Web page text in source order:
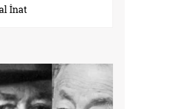
İnat